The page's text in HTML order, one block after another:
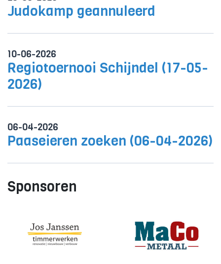
Judokamp geannuleerd
10-06-2026
Regiotoernooi Schijndel (17-05-
2026)
06-04-2026
Paaseieren zoeken (06-04-2026)
Sponsoren